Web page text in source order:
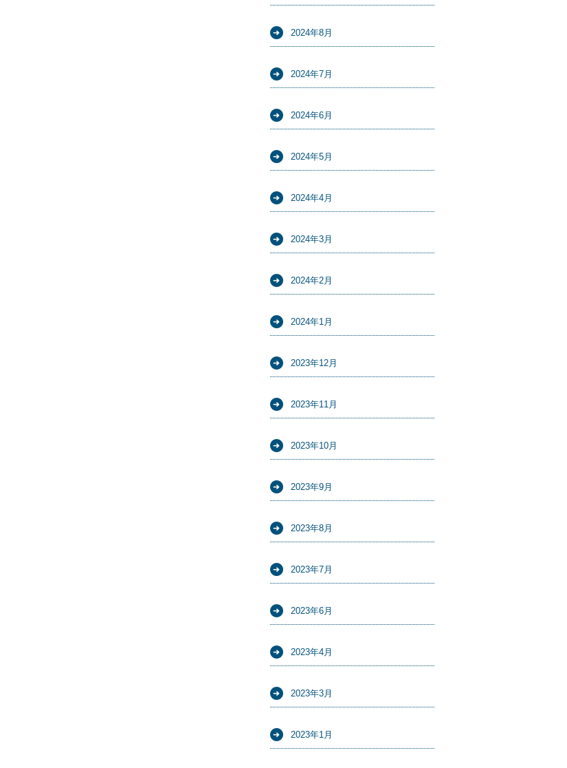
2024年8月
2024年7月
2024年6月
2024年5月
2024年4月
2024年3月
2024年2月
2024年1月
2023年12月
2023年11月
2023年10月
2023年9月
2023年8月
2023年7月
2023年6月
2023年4月
2023年3月
2023年1月